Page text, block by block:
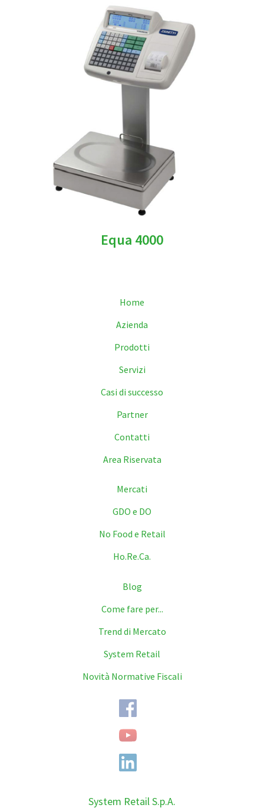
Equa 4000
Home
Azienda
Prodotti
Servizi
Casi di successo
Partner
Contatti
Area Riservata
Mercati
GDO e DO
No Food e Retail
Ho.Re.Ca.
Blog
Come fare per...
Trend di Mercato
System Retail
Novità Normative Fiscali
System Retail S.p.A.